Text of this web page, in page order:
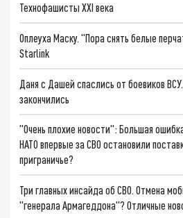
Технофашисты XXI века
Оплеуха Маску. "Пора снять белые
Starlink
Даня с Дашей спаслись от боевиков
закончились
"Очень плохие новости": Большая
НАТО впервые за СВО остановили
приграничье?
Три главных инсайда об СВО. Отмена
"генерала Армагеддона"? Отличные